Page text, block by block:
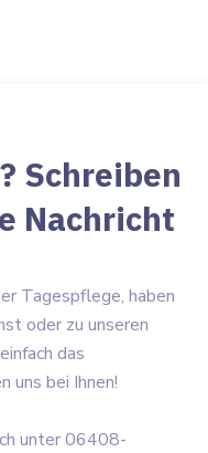
Schreiben
Nachricht
Tagespflege, haben
oder zu unseren
das
uns bei Ihnen!
unter 06408-